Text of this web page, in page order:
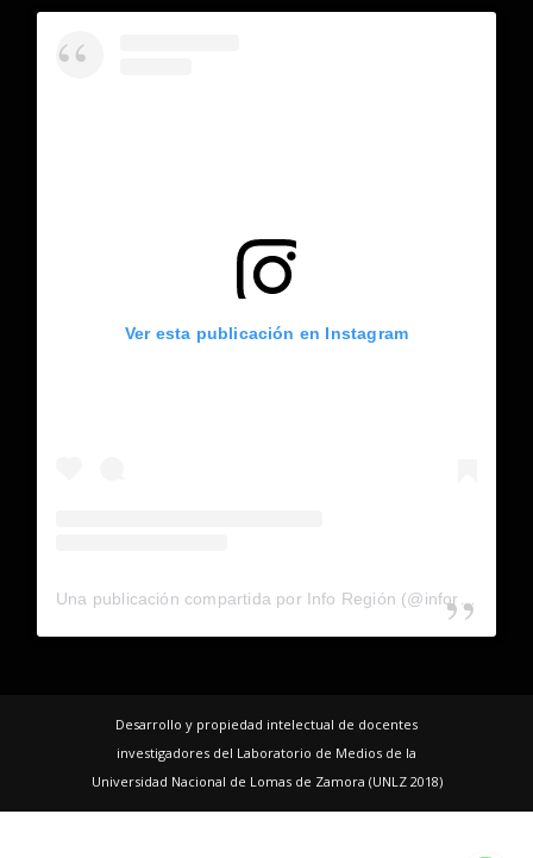
Ver esta publicación en Instagram
Desarrollo y propiedad intelectual de docentes
investigadores del Laboratorio de Medios de la
Universidad Nacional de Lomas de Zamora (UNLZ 2018)